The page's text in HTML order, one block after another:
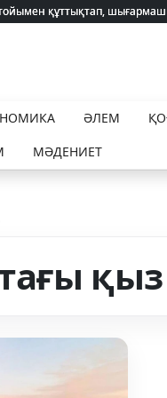
құттықтап,
құттықтап,
ӘЛЕМ
МӘДЕНИЕТ